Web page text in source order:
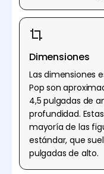
Dimensiones
Las dimensiones
Pop son
4,5 pulgadas de
profundidad.
mayoría de las
estándar, que
pulgadas de alto.